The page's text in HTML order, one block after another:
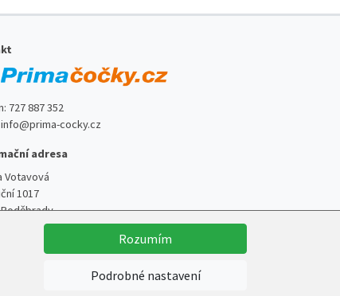
727 887 352
info@prima-cocky.cz
adresa
Votavová
1017
Rozumím
Podrobné nastavení